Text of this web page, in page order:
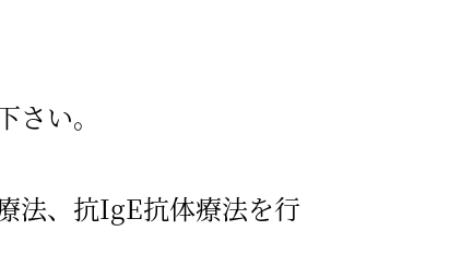
い。
法、抗IgE抗体療法を行